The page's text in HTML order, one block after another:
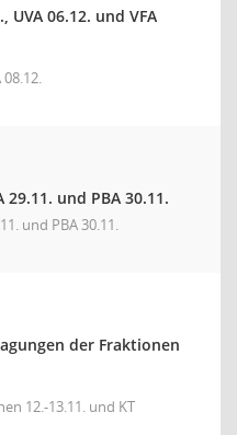
UVA 06.12. und VFA
08.12.
29.11. und PBA 30.11.
und PBA 30.11.
der Fraktionen
12.-13.11. und KT